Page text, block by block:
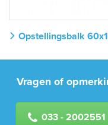
Opstellingsbalk
Vragen of
033 - 2002551